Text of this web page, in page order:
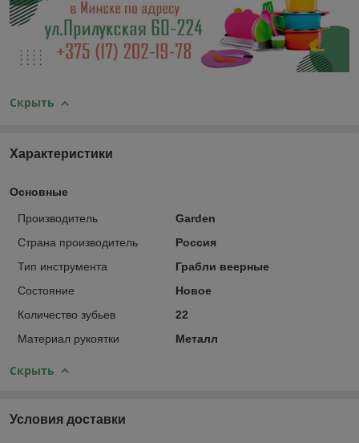
Скрыть
Характеристики
Основные
Производитель
Garden
Страна производитель
Россия
Тип инструмента
Грабли веерные
Состояние
Новое
Количество зубьев
22
Материал рукоятки
Металл
Скрыть
Условия доставки